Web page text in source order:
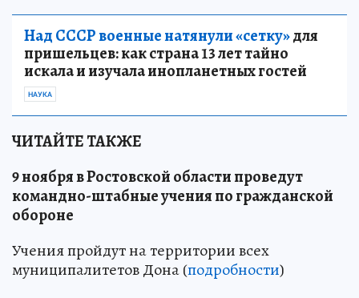
Над СССР военные натянули «сетку»для
пришельцев: как страна 13 лет тайно
искала и изучала инопланетных гостей
НАУКА
ЧИТАЙТЕ ТАКЖЕ
9 ноября в Ростовской области проведут
командно-штабные учения по гражданской
обороне
Учения пройдут на территории всех
муниципалитетов Дона (подробности)